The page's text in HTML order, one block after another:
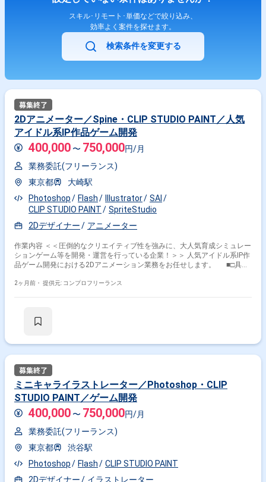
スキル･リモート･単価などで絞り込み、
効率よく案件を探せます。
検索条件を変更する
2Dアニメーター／Spine・CLIP STUDIO PAINT／人気
アイドル系IP作品ゲーム開発
400,000 〜 750,000円/月
業務委託(フリーランス)
東京都
大崎駅
Photoshop
Flash Illustrator
SAI
CLIP STUDIO PAINT
SpriteStudio
2Dデザイナー
アニメーター
作業内容 ＜＜圧倒的なクリエイティブ性を強みに、大人気育成シミュレー
ションゲーム等を開発・運営を行っている企業！＞＞ 人気アイドル系IP作
品ゲーム開発における2Dアニメーション業務をお任せします。 ■□具体
したアニメーション作成 ＜こんな方におすすめです！＞ ・デザインス
2ヶ月前・ 提供元: コンプロフリーランス
ミニキャライラストレーター／Photoshop・CLIP
STUDIO PAINT／ゲーム開発
400,000 〜 750,000円/月
業務委託(フリーランス)
東京都
渋谷駅
Photoshop
Flash
CLIP STUDIO PAINT
2Dデザイナー
イラストレーター